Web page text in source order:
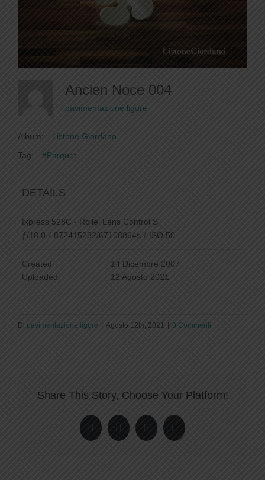
Ancien Noce 004
pavimentazione ligure
Album:
Listone Giordano
Tag:
#Parquet
DETAILS
Ixpress 528C - Rollei Lens Control S
ƒ/18.0 / 872415232/67108864s / ISO 50
Created
14 Dicembre 2007
Uploaded
12 Agosto 2021
Di pavimentazione ligure Agosto 12th, 2021 0 Commenti
Share This Story, Choose Your Platform!
FacebookTwitterLinkedInPinterest